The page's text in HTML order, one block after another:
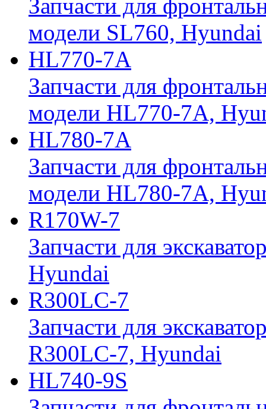
Запчасти для
модели SL760, Hyundai
HL770-7A
Запчасти для
модели HL770-7A,
HL780-7A
Запчасти для
модели HL780-7A,
R170W-7
Запчасти для
Hyundai
R300LC-7
Запчасти для
R300LC-7, Hyundai
HL740-9S